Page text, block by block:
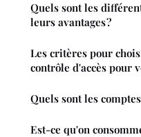
Quels sont les
leurs avantages ?
Les critères pour
contrôle d'accès pour
Quels sont les
Est-ce qu'on